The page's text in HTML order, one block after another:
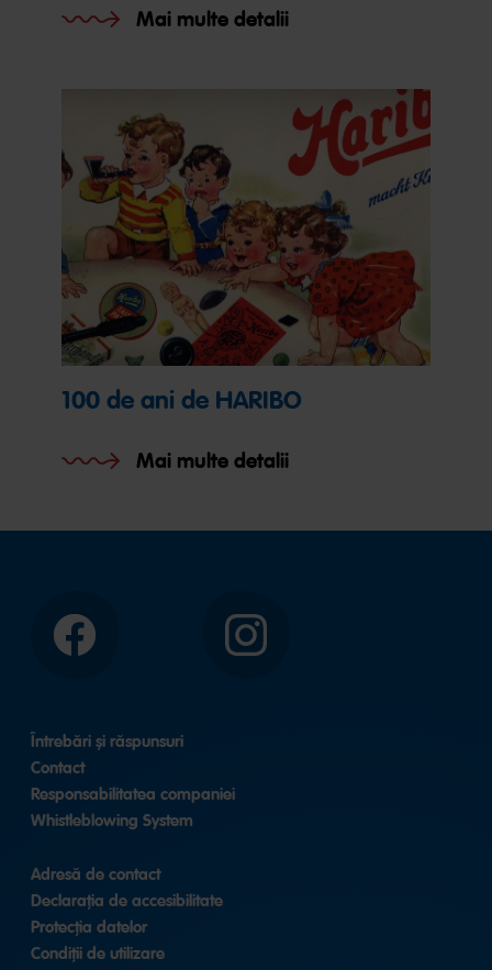
Mai multe detalii
100 de ani de HARIBO
Mai multe detalii
Facebook Instagram
Întrebări și răspunsuri
Contact
Responsabilitatea companiei
Whistleblowing System
Adresă de contact
Declarația de accesibilitate
Protecția datelor
Condiții de utilizare